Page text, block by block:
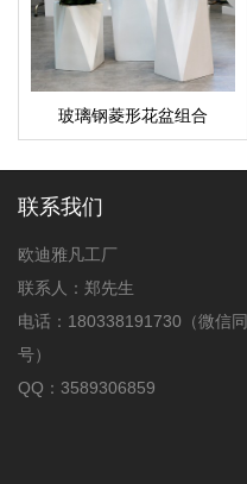
玻璃钢菱形花盆组合
联系我们
欧迪雅凡工厂
联系人：郑先生
电话：180338191730（微信同
号）
QQ：3589306859